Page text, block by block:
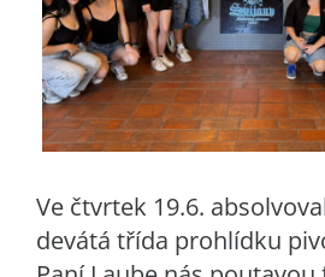
Ve čtvrtek 19.6.
devátá třída prohlídku